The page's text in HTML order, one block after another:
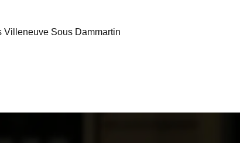
Villeneuve Sous Dammartin